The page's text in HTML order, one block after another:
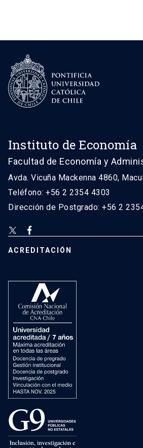
Instituto de Economía
Facultad de Economía y
Avda. Vicuña Mackenna 4860,
Teléfono: +56 2 2354 4303
Dirección de Postgrado: +56 2
ACREDITACIÓN